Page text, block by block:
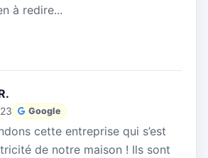
à redire...
Google
cette entreprise qui s’est
de notre maison ! Ils sont